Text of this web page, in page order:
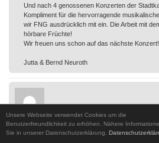
Unsere Webseite verwendet Cookies um die
Benutzerfreundlichkeit zu erhöhen. Nähere
Sie in unserer Datenschutzerklärung.
Und nach 4 genossenen Konzerten der
Kompliment für die hervorragende
wir FNG ausdrücklich mit ein. Die Arbeit mit
hörbare Früchte!
Wir freuen uns schon auf das nächste Konzert!
Jutta & Bernd Neuroth
Familie Wachsmann am 24.10.2016
Das Konzert war sehr gelungen. Die idee das